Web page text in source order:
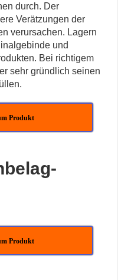
durch. Der
Verätzungen der
verursachen. Lagern
und
Bei richtigem
sehr gründlich seinen
Produkt
Produkt